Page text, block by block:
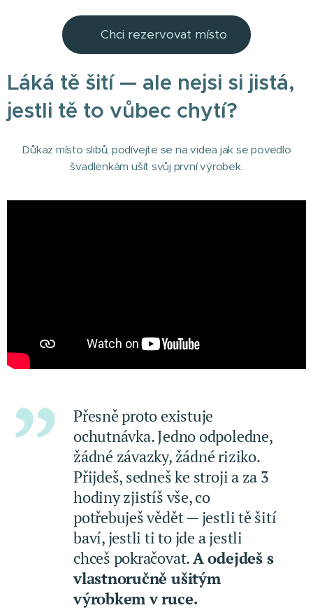
👉Chci rezervovat místo
Láká tě šití — ale nejsi si jistá,
jestli tě to vůbec chytí?
Důkaz místo slibů, podívejte se na videa jak se povedlo
švadlenkám ušít svůj první výrobek.
Přesně proto existuje
ochutnávka. Jedno odpoledne,
žádné závazky, žádné riziko.
Přijdeš, sedneš ke stroji a za 3
hodiny zjistíš vše, co
potřebuješ vědět — jestli tě šití
baví, jestli ti to jde a jestli
chceš pokračovat.A odejdeš s
vlastnoručně ušitým
výrobkem v ruce.